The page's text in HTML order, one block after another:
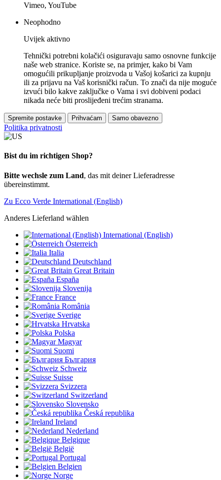
Vimeo, YouTube
Neophodno
Uvijek aktivno
Tehnički potrebni kolačići osiguravaju samo osnovne funkcije
naše web stranice. Koriste se, na primjer, kako bi Vam
omogućili prikupljanje proizvoda u Vašoj košarici za kupnju
ili za prijavu na Vaš korisnički račun. To znači da nije moguće
izvući bilo kakve zaključke o Vama i svi dobiveni podaci
nikada neće biti proslijeđeni trećim stranama.
Spremite postavke Prihvaćam Samo obavezno
Politika privatnosti
Bist du im richtigen Shop?
Bitte wechsle zum Land, das mit deiner Lieferadresse
übereinstimmt.
Zu Ecco Verde International (English)
Anderes Lieferland wählen
International (English)
Österreich
Italia
Deutschland
Great Britain
España
Slovenija
France
România
Sverige
Hrvatska
Polska
Magyar
Suomi
България
Schweiz
Suisse
Svizzera
Switzerland
Slovensko
Česká republika
Ireland
Nederland
Belgique
België
Portugal
Belgien
Norge